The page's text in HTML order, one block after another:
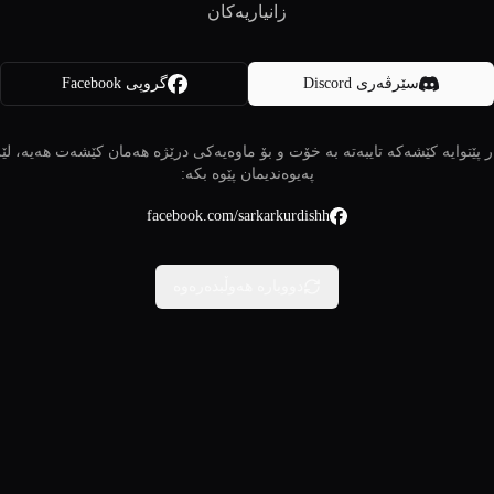
زانیاریەکان
سێرڤەری Discord گروپی Facebook
پێتوایە کێشەکە تایبەتە بە خۆت و بۆ ماوەیەکی درێژە هەمان کێشەت هەیە،
پەیوەندیمان پێوە بکە:
facebook.com/sarkarkurdishh